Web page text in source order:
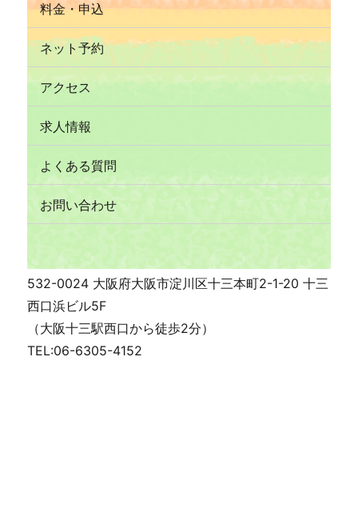
料金・申込
ネット予約
アクセス
求人情報
よくある質問
お問い合わせ
532-0024 大阪府大阪市淀川区十三本町2-1-20 十三
西口浜ビル5F
（大阪十三駅西口から徒歩2分）
TEL:06-6305-4152